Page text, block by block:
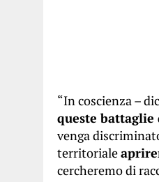
“In coscienza –
queste
venga
territoriale
cercheremo di